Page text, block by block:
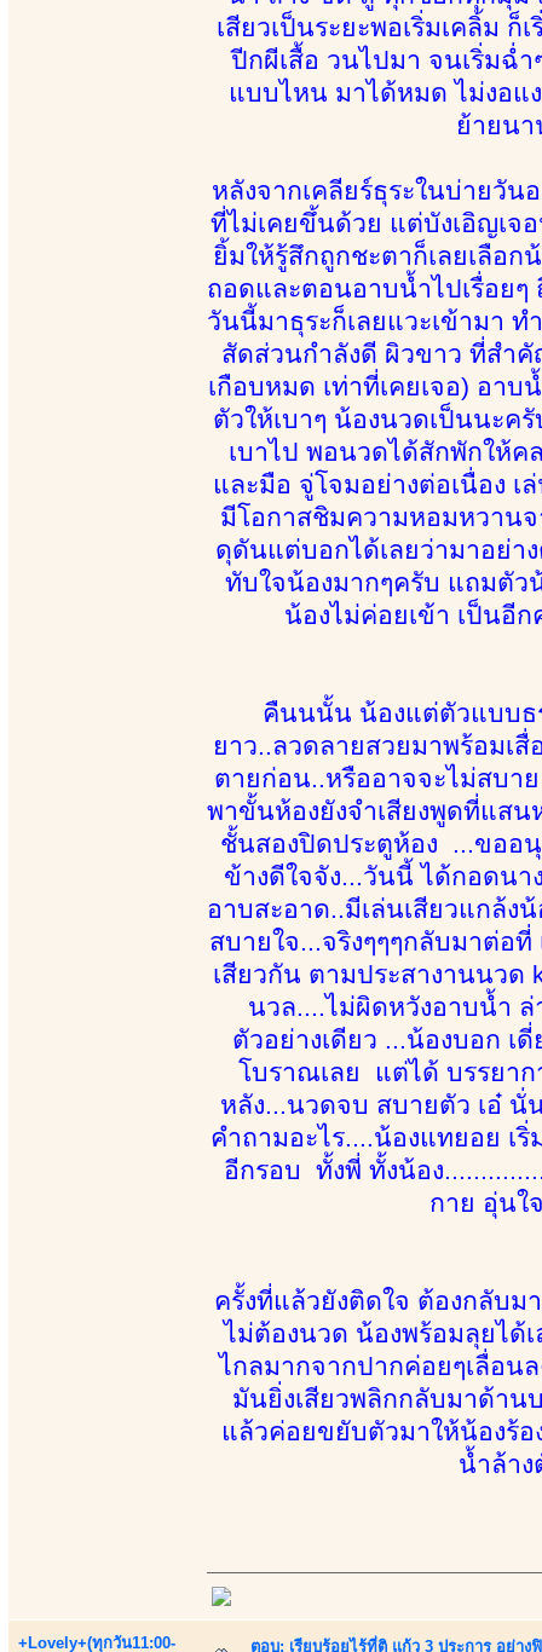
เสียวเป็นระยะพอเริ่มเคลิ้ม
ปีกผีเสื้อ วนไปมา จนเริ่มฉ่
แบบไหน มาได้หมด ไม่งอแ
ย้ายนา
หลังจากเคลียร์ธุระในบ่ายวัน
ที่ไม่เคยขึ้นด้วย แต่บังเอิญเจ
ยิ้มให้รู้สึกถูกชะตาก็เลยเลือ
ถอดและตอนอาบน้ำไปเรื่อยๆ
วันนี้มาธุระก็เลยแวะเข้ามา
สัดส่วนกำลังดี ผิวขาว ที่สำ
เกือบหมด เท่าที่เคยเจอ) อาบ
ตัวให้เบาๆ น้องนวดเป็นนะ
เบาไป พอนวดได้สักพักให้ค
และมือ จู่โจมอย่างต่อเนื่อง เ
มีโอกาสชิมความหอมหวาน
ดุดันแต่บอกได้เลยว่ามาอย่า
ทับใจน้องมากๆครับ แถมตัว
น้องไม่ค่อยเข้า เป็นอี
คืนนนั้น น้องแต่ตัวแบบธ
ยาว..ลวดลายสวยมาพร้อมเ
ตายก่อน..หรืออาจจะไม่สบา
พาขั้นห้องยังจำเสียงพูดที่แส
ชั้นสองปิดประตูห้อง ...ขออ
ข้างดีใจจัง...วันนี้ ได้กอดน
อาบสะอาด..มีเล่นเสียวแกล้
สบายใจ...จริงๆๆๆกลับมาต่อ
เสียวกัน ตามประสางานนว
นวล....ไม่ผิดหวังอาบน้ำ
ตัวอย่างเดียว ...น้องบอก
โบราณเลย แต่ได้ บรรยา
หลัง...นวดจบ สบายตัว เอ๋
คำถามอะไร....น้องแทยอย เ
อีกรอบ ทั้งพี่ ทั้งน้อง
กาย อุ่นใ
ครั้งที่แล้วยังติดใจ ต้องกลับม
ไม่ต้องนวด น้องพร้อมลุยได้
ไกลมากจากปากค่อยๆเลื่อน
มันยิ่งเสียวพลิกกลับมาด้าน
แล้วค่อยขยับตัวมาให้น้องร้อ
น้ำล้า
+Lovely+(ทุกวัน11:00- ตอบ: เรียบร้อยไร้ที่ติ แก้ว 3 ประการ อย่า